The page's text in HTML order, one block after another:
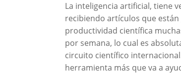
La inteligencia artificial, tiene
recibiendo artículos que
productividad científica
por semana, lo cual es
circuito científico
herramienta más que va a